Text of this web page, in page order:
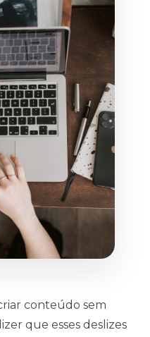
conteúdo sem
que esses deslizes